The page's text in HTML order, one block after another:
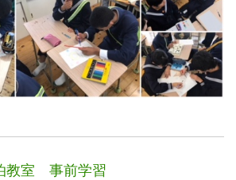
教室 事前学習